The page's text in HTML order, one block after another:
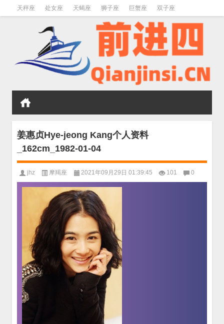
天秤座 处女座 天蝎座 狮子座 巨蟹座 双子座
姜惠贞Hye-jeong Kang个人资料
_162cm_1982-01-04
jhz 摩羯座 2021年09月29日 01:39:45 101 0